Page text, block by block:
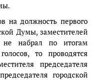
на должность первого
Думы, заместителей
не набрал по итогам
то проводятся
председателя
городской